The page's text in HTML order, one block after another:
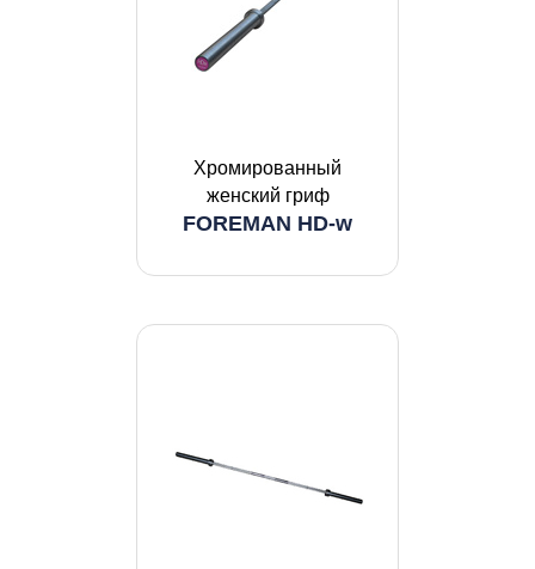
Хромированный
женский гриф
FOREMAN HD-w